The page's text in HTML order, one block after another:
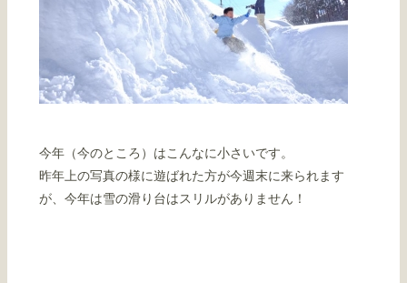
今年（今のところ）はこんなに小さいです。
昨年上の写真の様に遊ばれた方が今週末に来られます
が、今年は雪の滑り台はスリルがありません！